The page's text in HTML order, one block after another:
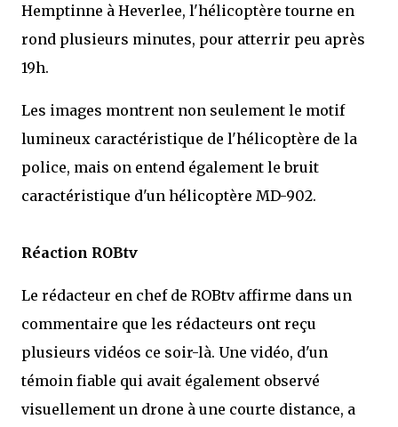
Hemptinne à Heverlee, l'hélicoptère tourne en
rond plusieurs minutes, pour atterrir peu après
19h.
Les images montrent non seulement le motif
lumineux caractéristique de l'hélicoptère de la
police, mais on entend également le bruit
caractéristique d'un hélicoptère MD-902.
Réaction ROBtv
Le rédacteur en chef de ROBtv affirme dans un
commentaire que les rédacteurs ont reçu
plusieurs vidéos ce soir-là. Une vidéo, d'un
témoin fiable qui avait également observé
visuellement un drone à une courte distance, a